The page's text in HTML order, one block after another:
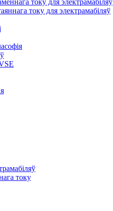
току для электрамабіляў
току для электрамабіляў
току